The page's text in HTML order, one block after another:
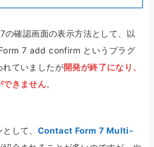
確認画面の表示方法として、以
7 add confirm というプラグ
れていましたが開発が終了になり、
できません。
して、 Contact Form 7 Multi-